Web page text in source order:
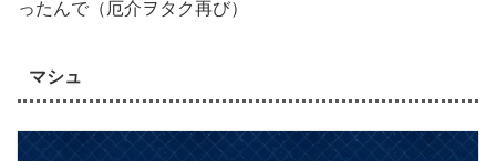
ったんで（厄介ヲタク再び）
マシュ